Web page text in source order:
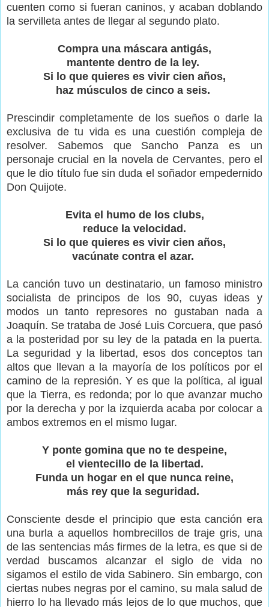
cuenten como si fueran caninos, y acaban doblando
la servilleta antes de llegar al segundo plato.
Compra una máscara antigás,
mantente dentro de la ley.
Si lo que quieres es vivir cien años,
haz músculos de cinco a seis.
Prescindir completamente de los sueños o darle la
exclusiva de tu vida es una cuestión compleja de
resolver. Sabemos que Sancho Panza es un
personaje crucial en la novela de Cervantes, pero el
que le dio título fue sin duda el soñador empedernido
Don Quijote.
Evita el humo de los clubs,
reduce la velocidad.
Si lo que quieres es vivir cien años,
vacúnate contra el azar.
La canción tuvo un destinatario, un famoso ministro
socialista de principos de los 90, cuyas ideas y
modos un tanto represores no gustaban nada a
Joaquín. Se trataba de José Luis Corcuera, que pasó
a la posteridad por su ley de la patada en la puerta.
La seguridad y la libertad, esos dos conceptos tan
altos que llevan a la mayoría de los políticos por el
camino de la represión. Y es que la política, al igual
que la Tierra, es redonda; por lo que avanzar mucho
por la derecha y por la izquierda acaba por colocar a
ambos extremos en el mismo lugar.
Y ponte gomina que no te despeine,
el vientecillo de la libertad.
Funda un hogar en el que nunca reine,
más rey que la seguridad.
Consciente desde el principio que esta canción era
una burla a aquellos hombrecillos de traje gris, una
de las sentencias más firmes de la letra, es que si de
verdad buscamos alcanzar el siglo de vida no
sigamos el estilo de vida Sabinero. Sin embargo, con
ciertas nubes negras por el camino, su mala salud de
hierro lo ha llevado más lejos de lo que muchos, que